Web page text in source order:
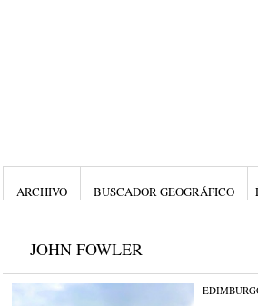
ARCHIVO BUSCADOR GEOGRÁFICO
JOHN FOWLER